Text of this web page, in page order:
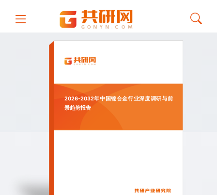
2026-2032年中国镍合金行业深度调研与前
景趋势报告